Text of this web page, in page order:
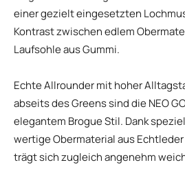
einer gezielt eingesetzten
Kontrast zwischen edlem
Laufsohle aus Gummi.
Echte Allrounder mit hoher
abseits des Greens sind die NEO
elegantem Brogue Stil. Dank
wertige Obermaterial aus
trägt sich zugleich angenehm